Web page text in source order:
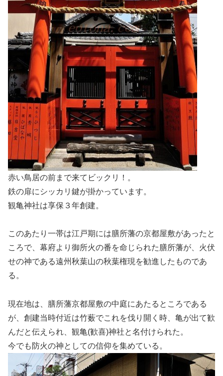
赤い鳥居の前まで来てビックリ！。
鉄の扉にシッカリ鍵が掛かっています。
観亀神社は享保３年創建。
このあたり一帯は江戸期には膳所藩の京都屋敷があったと
ころで、幕府より御所火の番を命じられた膳所藩が、火伏
せの神である遠州秋葉山の秋葉権現を勧進したものであ
る。
現在地は、膳所藩京都屋敷の中庭にあたるところである
が、創建当時付近は竹薮でこれを伐り開く時、亀が出て歓
んだと伝えられ、観亀(歓喜)神社と名付けられた。
今でも防火の神としての信仰を集めている。